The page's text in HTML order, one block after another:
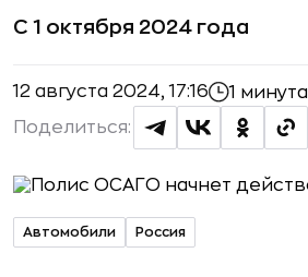
С 1 октября 2024 года
12 августа 2024, 17:16 1 минута
Поделиться:
Автомобили Россия